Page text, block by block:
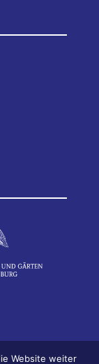
Website weiter